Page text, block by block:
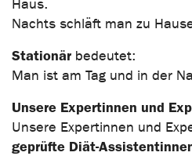
Haus.
Nachts schläft man zu
Stationär bedeutet:
Man ist am Tag und in der
Unsere Expertinnen und
Unsere Expertinnen und
geprüfte Diät-